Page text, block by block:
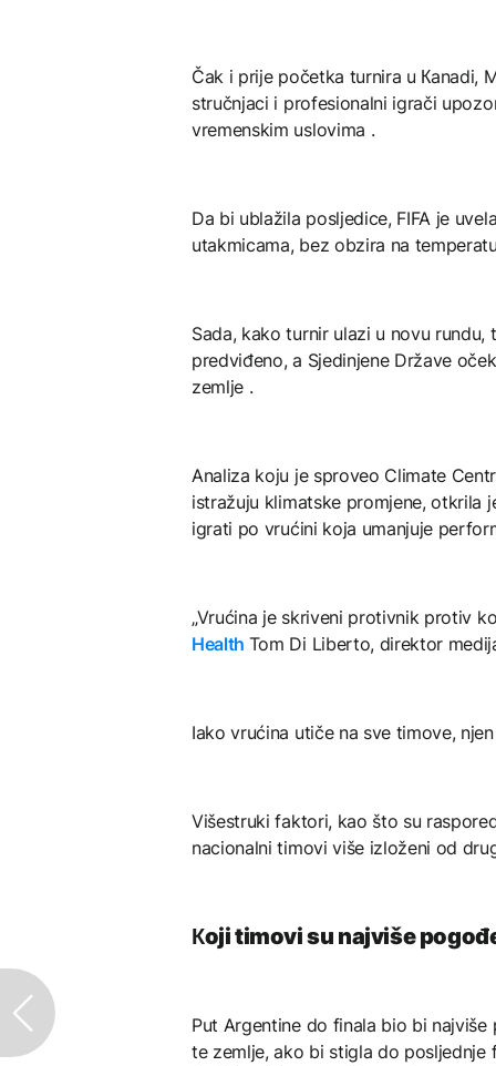
Čak i prije početka turnira u Кanadi,
stručnjaci i profesionalni igrači
vremenskim uslovima .
Da bi ublažila posljedice, FIFA je
utakmicama, bez obzira na
Sada, kako turnir ulazi u novu
predviđeno, a Sjedinjene Države
zemlje .
Analiza koju je sproveo Climate
istražuju klimatske promjene, otkrila
igrati po vrućini koja umanjuje
„Vrućina je skriveni protivnik protiv
Health Tom Di Liberto, direktor
Iako vrućina utiče na sve timove,
Višestruki faktori, kao što su
nacionalni timovi više izloženi od
Кoji timovi su najviše
Put Argentine do finala bio bi
te zemlje, ako bi stigla do posljednje